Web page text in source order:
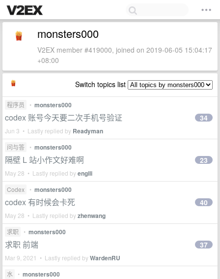
monsters000
V2EX member #419000, joined on 2019-06-05 15:04:17
+08:00
Switch topics list
程序员 • monsters000
codex 账号今天要二次手机号验证
Jun 3 • Lastly replied by Readyman
34
问与答 • monsters000
隔壁 L 站小作文好难啊
May 28 • Lastly replied byengili
23
Codex • monsters000
codex 有时候会卡死
May 28 • Lastly replied byzhenwang
40
求职 • monsters000
求职 前端
Mar 9, 2021 • Lastly replied byWardenRU
37
水 • monsters000